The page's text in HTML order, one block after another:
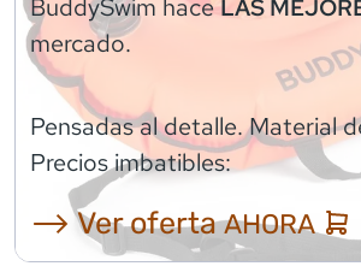
BuddySwim haceLAS
mercado.
Pensadas al detalle. Material
Precios imbatibles:
⟶ Ver ofertaAHORA